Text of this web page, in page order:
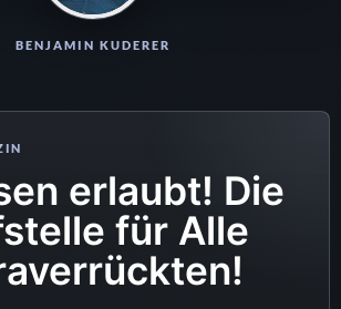
BENJAMIN KUDERER
erlaubt! Die
für Alle